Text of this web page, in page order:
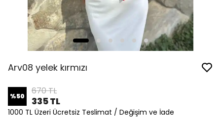
Arv08 yelek kırmızı
%50 670 TL
335 TL
1000 TL Üzeri Ücretsiz Teslimat / Değişim ve İade